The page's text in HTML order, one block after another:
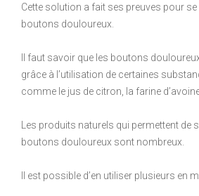
Cette solution a fait ses preuves pour
boutons douloureux.
Il faut savoir que les boutons
grâce à l’utilisation de certaines
comme le jus de citron, la farine
Les produits naturels qui permettent de
boutons douloureux sont nombreux.
Il est possible d’en utiliser plusieurs en